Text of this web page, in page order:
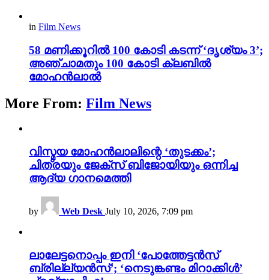
in Film News
58 മണിക്കൂറിൽ 100 കോടി കടന്ന് ‘ദൃശ്യം 3’;
അഞ്ചാമതും 100 കോടി ക്ലബിൽ
മോഹൻലാൽ
More From: Film News
വിസ്മയ മോഹൻലാലിന്റെ ‘തുടക്കം’;
ചിത്രയും ജേക്സ് ബിജോയിയും ഒന്നിച്ച
ആദ്യ ഗാനമെത്തി
by Web Desk July 10, 2026, 7:09 pm
ലാലേട്ടനൊപ്പം ഇനി ‘പോത്തേട്ടൻസ്
ബ്രില്ല്യൻസ്’; ‘നെടുങ്കണ്ടം മിറാക്കിൾ’